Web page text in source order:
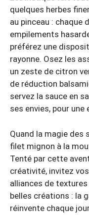
quelques herbes
au pinceau :
empilements
préférez une
rayonne. Osez les
un zeste de citron
de réduction
servez la sauce en
ses envies, pour
Quand la magie des
filet mignon à la
Tenté par cette
créativité, invitez
alliances de
belles créations : la
réinvente chaque